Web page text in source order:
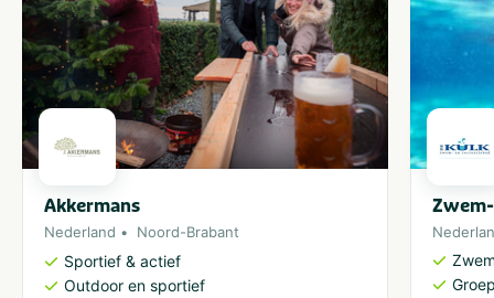
Akkermans
Nederland Noord-Brabant
Sportief & actief
Outdoor en sportief